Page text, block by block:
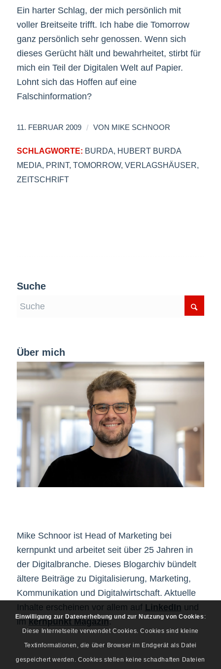
Ein harter Schlag, der mich persönlich mit
voller Breitseite trifft. Ich habe die Tomorrow
ganz persönlich sehr genossen. Wenn sich
dieses Gerücht hält und bewahrheitet, stirbt für
mich ein Teil der Digitalen Welt auf Papier.
Lohnt sich das Hoffen auf eine
Falschinformation?
11. FEBRUAR 2009 / VON MIKE SCHNOOR
SCHLAGWORTE: BURDA, HUBERT BURDA
MEDIA, PRINT, TOMORROW, VERLAGSHÄUSER,
ZEITSCHRIFT
Suche
Über mich
Mike Schnoor ist Head of Marketing bei
kernpunkt und arbeitet seit über 25 Jahren in
der Digitalbranche. Dieses Blogarchiv bündelt
ältere Beiträge zu Digitalisierung, Marketing,
Kommunikation und Digitalwirtschaft. Aktuelle
Inhalte erscheinen vor allem auf LinkedIn und
imkernpunkt Magazin.
Einwilligung zur Datenerhebung und zur Nutzung von Cookies :
Diese Internetseite verwendet Cookies. Cookies sind kleine
Textinformationen, die über Browser im Endgerät als Datei
gespeichert werden. Cookies stellen keine schadhaften Dateien